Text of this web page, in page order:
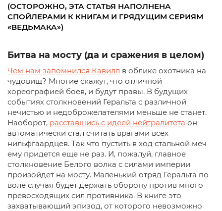
(ОСТОРОЖНО, ЭТА СТАТЬЯ НАПОЛНЕНА
СПОЙЛЕРАМИ К КНИГАМ И ГРЯДУЩИМ СЕРИЯМ
«ВЕДЬМАКА»)
Битва на мосту (да и сражения в целом)
Чем нам запомнился Кавилл в облике охотника на
чудовищ? Многие скажут, что отличной
хореографией боев, и будут правы. В будущих
событиях столкновений Геральта с различной
нечистью и недоброжелателями меньше не станет.
Наоборот, расставшись с идеей нейтралитета он
автоматически стал считать врагами всех
нильфгаардцев. Так что пустить в ход стальной меч
ему придется еще не раз. И, пожалуй, главное
столкновение Белого волка с силами империи
произойдет на мосту. Маленький отряд Геральта по
воле случая будет держать оборону против много
превосходящих сил противника. В книге это
захватывающий эпизод, от которого невозможно